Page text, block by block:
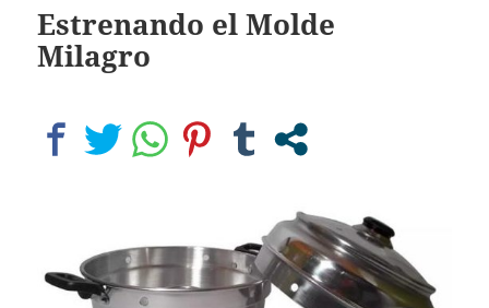
Estrenando el Molde
Milagro